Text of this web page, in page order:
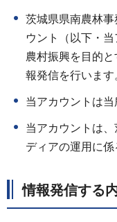
茨城県県南農林
ウント（以下・
農村振興を目的
報発信を行います
当アカウントは当
当アカウントは
ディアの運用に係
情報発信する